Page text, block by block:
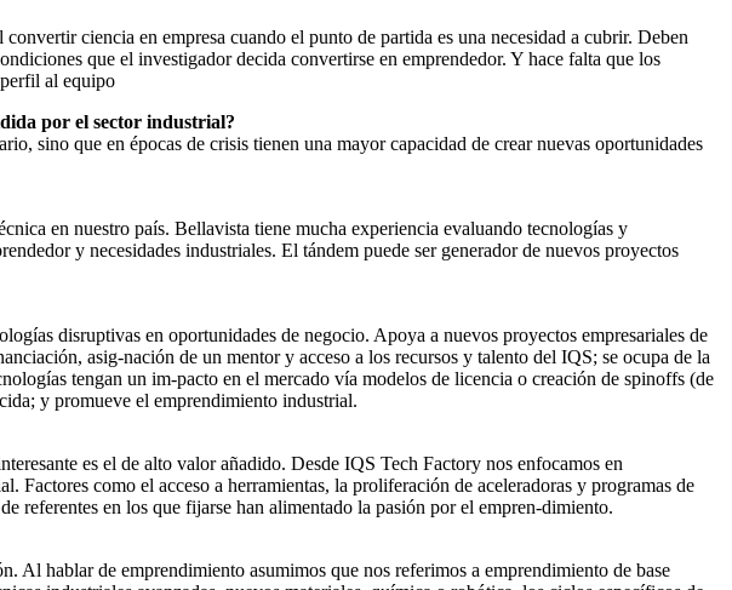
ciencia en empresa cuando el punto de partida es una necesidad a cubrir. Deben
que el investigador decida convertirse en emprendedor. Y hace falta que los
al equipo
por el sector industrial?
sino que en épocas de crisis tienen una mayor capacidad de crear nuevas oportunidades
en nuestro país. Bellavista tiene mucha experiencia evaluando tecnologías y
y necesidades industriales. El tándem puede ser generador de nuevos proyectos
disruptivas en oportunidades de negocio. Apoya a nuevos proyectos empresariales de
asig-nación de un mentor y acceso a los recursos y talento del IQS; se ocupa de la
tengan un im-pacto en el mercado vía modelos de licencia o creación de spinoffs (de
y promueve el emprendimiento industrial.
es el de alto valor añadido. Desde IQS Tech Factory nos enfocamos en
Factores como el acceso a herramientas, la proliferación de aceleradoras y programas de
referentes en los que fijarse han alimentado la pasión por el empren-dimiento.
Al hablar de emprendimiento asumimos que nos referimos a emprendimiento de base